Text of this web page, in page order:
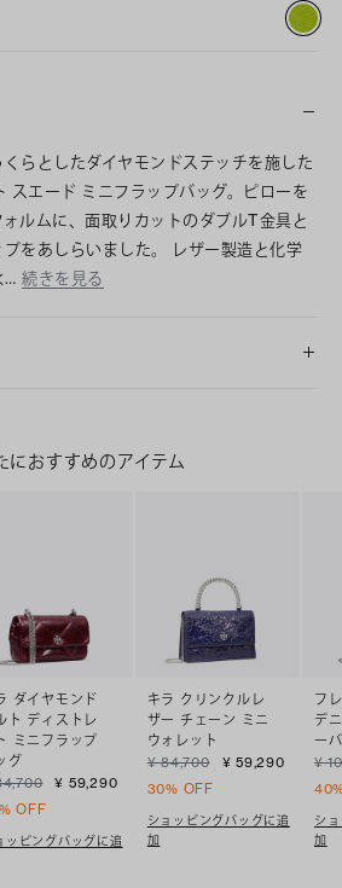
らとしたダイヤモンドステッチを施した
スエード ミニフラップバッグ。ピローを
ルムに、面取りカットのダブルT金具と
をあしらいました。 レザー製造と化学
… 続きを見る
におすすめのアイテム
ダイヤモンド
ト ディストレ
ミニフラップ
グ
¥ 59,290
OFF
ッピングバッグに追
キラ クリンクルレ
ザー チェーン ミニ
ウォレット
¥ 84,700
¥ 59,290
30% OFF
ショッピングバッグに追
加
フ
デ
ー
¥
シ
加